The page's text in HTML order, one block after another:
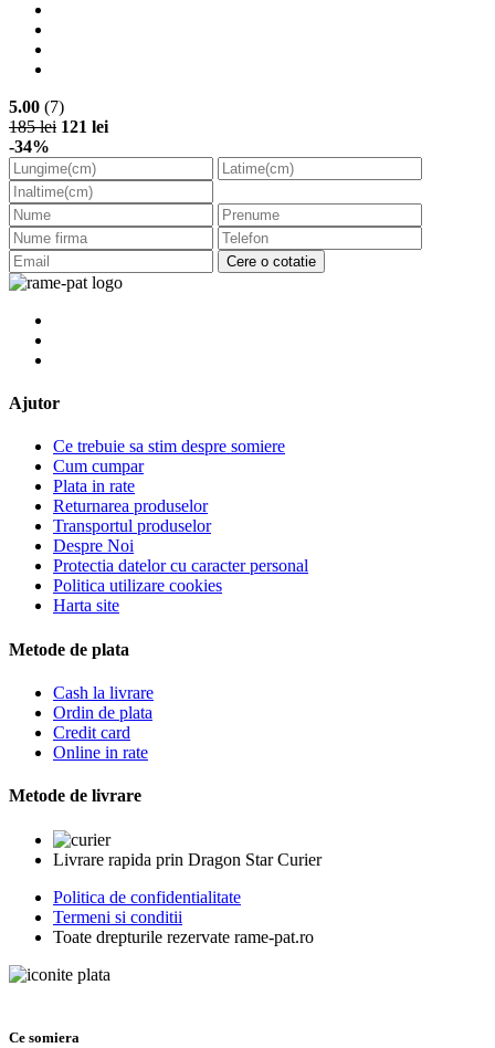
5.00 (7)
185 lei 121 lei
-34%
Cere o cotatie
Ajutor
Ce trebuie sa stim despre somiere
Cum cumpar
Plata in rate
Returnarea produselor
Transportul produselor
Despre Noi
Protectia datelor cu caracter personal
Politica utilizare cookies
Harta site
Metode de plata
Cash la livrare
Ordin de plata
Credit card
Online in rate
Metode de livrare
Livrare rapida prin Dragon Star Curier
Politica de confidentialitate
Termeni si conditii
Toate drepturile rezervate rame-pat.ro
Ce somiera